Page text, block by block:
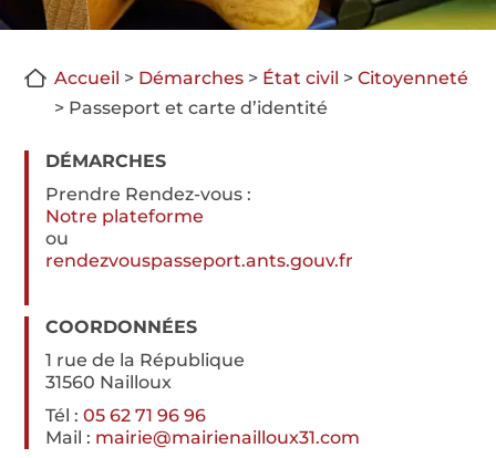
Accueil > Démarches > État civil >Citoyenneté
> Passeport et carte d’identité
DÉMARCHES
Prendre Rendez-vous :
Notre plateforme
ou
rendezvouspasseport.ants.gouv.fr
COORDONNÉES
1 rue de la République
31560 Nailloux
Tél : 05 62 71 96 96
Mail : mairie@mairienailloux31.com